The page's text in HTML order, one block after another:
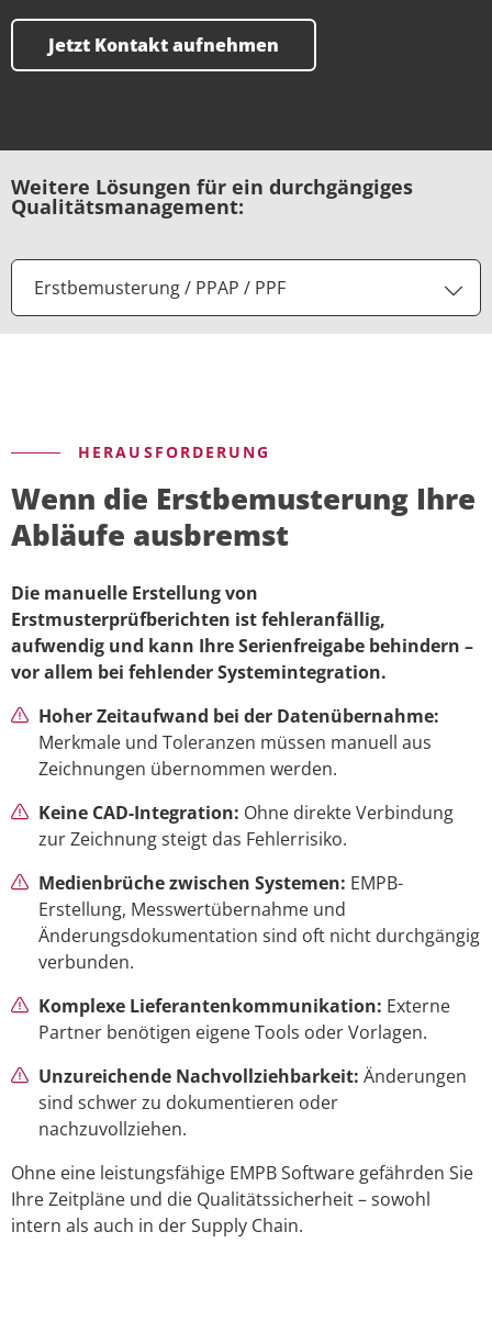
Jetzt Kontakt aufnehmen
Weitere Lösungen für ein durchgängiges
Qualitätsmanagement:
Erstbemusterung / PPAP / PPF
HERAUSFORDERUNG
Wenn die Erstbemusterung Ihre
Abläufe ausbremst
Die manuelle Erstellung von
Erstmusterprüfberichten ist fehleranfällig,
aufwendig und kann Ihre Serienfreigabe behindern –
vor allem bei fehlender Systemintegration.
Hoher Zeitaufwand bei der Datenübernahme:
Merkmale und Toleranzen müssen manuell aus
Zeichnungen übernommen werden.
Keine CAD-Integration: Ohne direkte Verbindung
zur Zeichnung steigt das Fehlerrisiko.
Medienbrüche zwischen Systemen: EMPB-
Erstellung, Messwertübernahme und
Änderungsdokumentation sind oft nicht durchgängig
verbunden.
Komplexe Lieferantenkommunikation: Externe
Partner benötigen eigene Tools oder Vorlagen.
Unzureichende Nachvollziehbarkeit: Änderungen
sind schwer zu dokumentieren oder
nachzuvollziehen.
Ohne eine leistungsfähige EMPB Software gefährden Sie
Ihre Zeitpläne und die Qualitätssicherheit – sowohl
intern als auch in der Supply Chain.